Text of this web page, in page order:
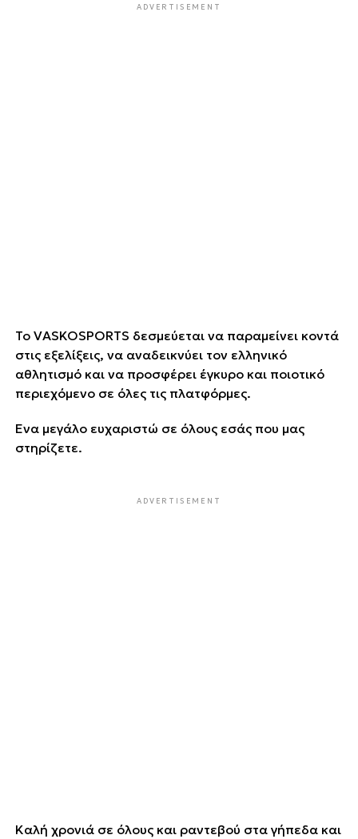
ADVERTISEMENT
Το VASKOSPORTS δεσμεύεται να παραμείνει κοντά
στις εξελίξεις, να αναδεικνύει τον ελληνικό
αθλητισμό και να προσφέρει έγκυρο και ποιοτικό
περιεχόμενο σε όλες τις πλατφόρμες.
Ένα μεγάλο ευχαριστώ σε όλους εσάς που μας
στηρίζετε.
ADVERTISEMENT
Καλή χρονιά σε όλους και ραντεβού στα γήπεδα και